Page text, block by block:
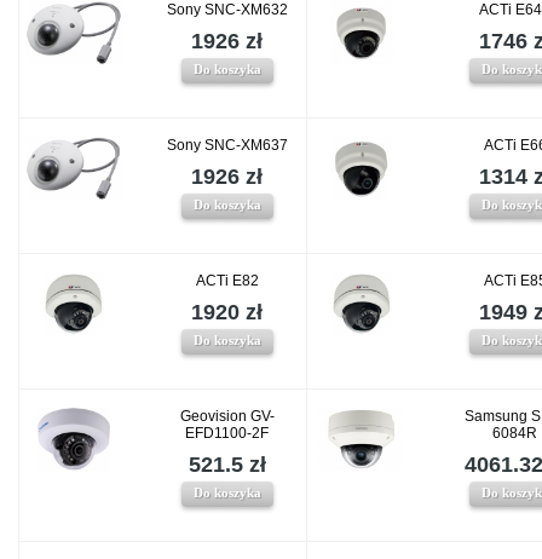
Sony SNC-XM632
1926 zł
Do koszyka
ACTi
1746
Do
Sony SNC-XM637
1926 zł
Do koszyka
ACTi
1314
Do
ACTi E82
1920 zł
Do koszyka
ACTi
1949
Do
Geovision GV-
EFD1100-2F
521.5 zł
Do koszyka
Samsung
6084R
Do